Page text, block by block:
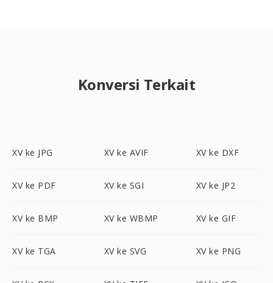
Konversi Terkait
XV ke JPG XV ke AVIF XV ke DXF
XV ke PDF XV ke SGI XV ke JP2
XV ke BMP XV ke WBMP XV ke GIF
XV ke TGA XV ke SVG XV ke PNG